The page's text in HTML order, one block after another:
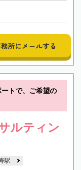
所にメールする
ートで、ご希望の
ルティン
駅